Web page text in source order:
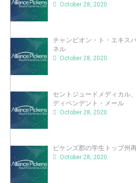
October 28, 2020
チャンピオン・ト・エキス
ネル
October 28, 2020
セントジュードメディカル
ディペンデント・メール
October 28, 2020
ピケンズ郡の学生トップ州
October 28, 2020